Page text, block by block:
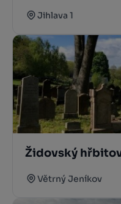
Jihlava 1
Židovský
Větrný Jeníkov